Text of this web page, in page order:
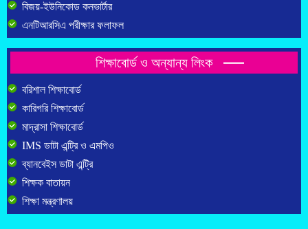
বিজয়-ইউনিকোড কনভার্টার
এনটিআরসিএ পরীক্ষার ফলাফল
শিক্ষাবোর্ড ও অন্যান্য লিংক
বরিশাল শিক্ষাবোর্ড
কারিগরি শিক্ষাবোর্ড
মাদ্রাসা শিক্ষাবোর্ড
IMS ডাটা এন্ট্রি ও এমপিও
ব্যানবেইস ডাটা এন্ট্রি
শিক্ষক বাতায়ন
শিক্ষা মন্ত্রণালয়